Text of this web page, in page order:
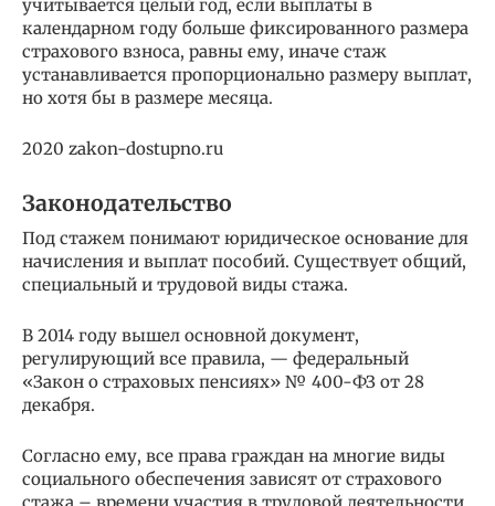
учитывается целый год, если выплаты в
календарном году больше фиксированного размера
страхового взноса, равны ему, иначе стаж
устанавливается пропорционально размеру выплат,
но хотя бы в размере месяца.
2020 zakon-dostupno.ru
Законодательство
Под стажем понимают юридическое основание для
начисления и выплат пособий. Существует общий,
специальный и трудовой виды стажа.
В 2014 году вышел основной документ,
регулирующий все правила, — федеральный
«Закон о страховых пенсиях» № 400-ФЗ от 28
декабря.
Согласно ему, все права граждан на многие виды
социального обеспечения зависят от страхового
стажа – времени участия в трудовой деятельности